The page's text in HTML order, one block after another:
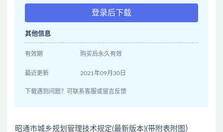
登录后下载
其他信息
有效期 购买后永久有效
最近更新 2021年09月30日
下载遇到问题？可联系客服或留言反馈
昭通市城乡规划管理技术规定(最新版本)(带附表附图）